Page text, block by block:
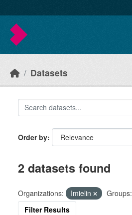
Datasets
Order by
2 datasets found
Organizations: Imielin Groups:
Filter Results